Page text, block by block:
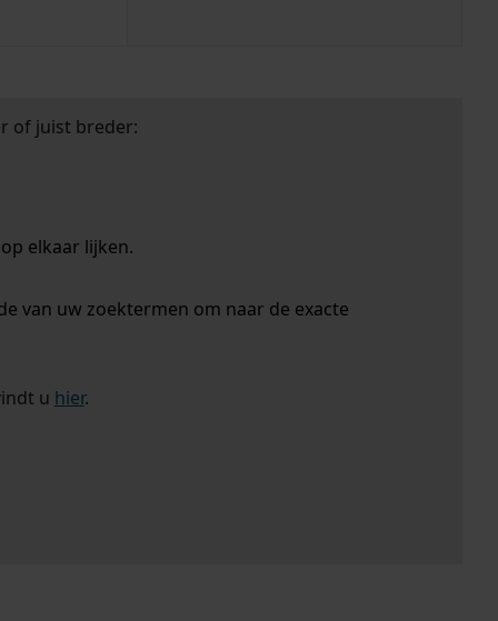
of juist breder:
elkaar lijken.
van uw zoektermen om naar de exacte
u hier.